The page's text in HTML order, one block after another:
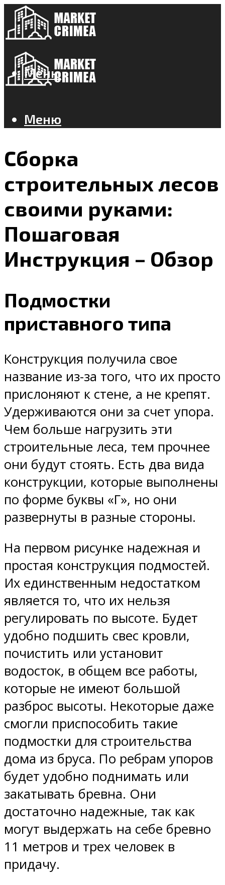
Меню
Меню
Сборка
строительных лесов
своими руками:
Пошаговая
Инструкция – Обзор
Подмостки
приставного типа
Конструкция получила свое
название из-за того, что их просто
прислоняют к стене, а не крепят.
Удерживаются они за счет упора.
Чем больше нагрузить эти
строительные леса, тем прочнее
они будут стоять. Есть два вида
конструкции, которые выполнены
по форме буквы «Г», но они
развернуты в разные стороны.
На первом рисунке надежная и
простая конструкция подмостей.
Их единственным недостатком
является то, что их нельзя
регулировать по высоте. Будет
удобно подшить свес кровли,
почистить или установит
водосток, в общем все работы,
которые не имеют большой
разброс высоты. Некоторые даже
смогли приспособить такие
подмостки для строительства
дома из бруса. По ребрам упоров
будет удобно поднимать или
закатывать бревна. Они
достаточно надежные, так как
могут выдержать на себе бревно
11 метров и трех человек в
придачу.